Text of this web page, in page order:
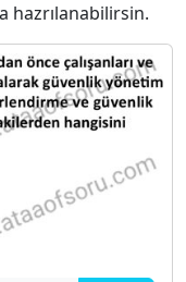
hazrılanabilirsin.